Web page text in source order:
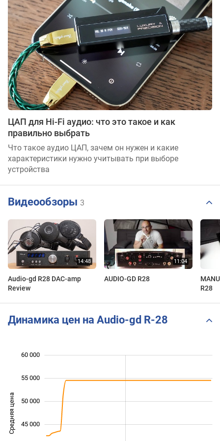
ЦАП для Hi-Fi аудио: что это такое и как
правильно выбрать
Что такое аудио ЦАП, зачем он нужен и какие
характеристики нужно учитывать при выборе
устройства
Видеообзоры 3
Audio-gd R28 DAC-amp
Review
AUDIO-GD R28
R28
Динамика цен на Audio-gd R-28
Средняя цена 45 000
50 000
55 000
60 000